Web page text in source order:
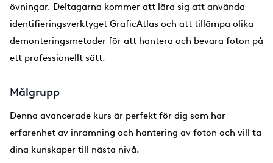
övningar. Deltagarna kommer att lära sig att använda
identifieringsverktyget GraficAtlas och att tillämpa olika
demonteringsmetoder för att hantera och bevara foton på
ett professionellt sätt.
Målgrupp
Denna avancerade kurs är perfekt för dig som har
erfarenhet av inramning och hantering av foton och vill ta
dina kunskaper till nästa nivå.